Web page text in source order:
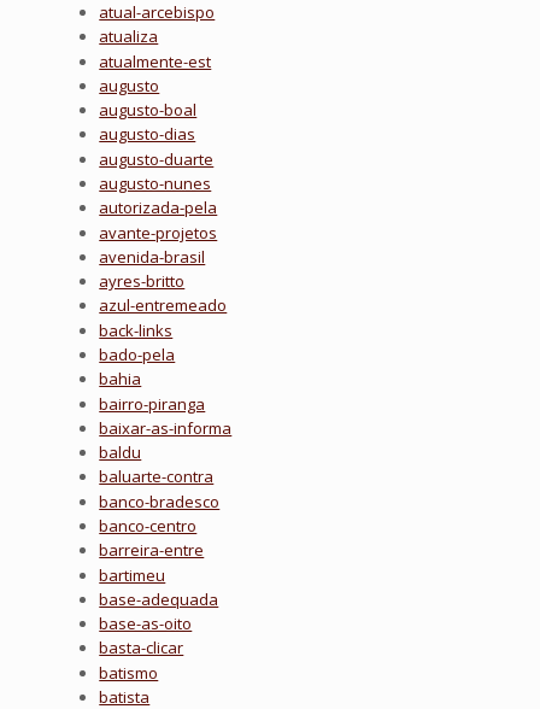
atual-arcebispo
atualiza
atualmente-est
augusto
augusto-boal
augusto-dias
augusto-duarte
augusto-nunes
autorizada-pela
avante-projetos
avenida-brasil
ayres-britto
azul-entremeado
back-links
bado-pela
bahia
bairro-piranga
baixar-as-informa
baldu
baluarte-contra
banco-bradesco
banco-centro
barreira-entre
bartimeu
base-adequada
base-as-oito
basta-clicar
batismo
batista